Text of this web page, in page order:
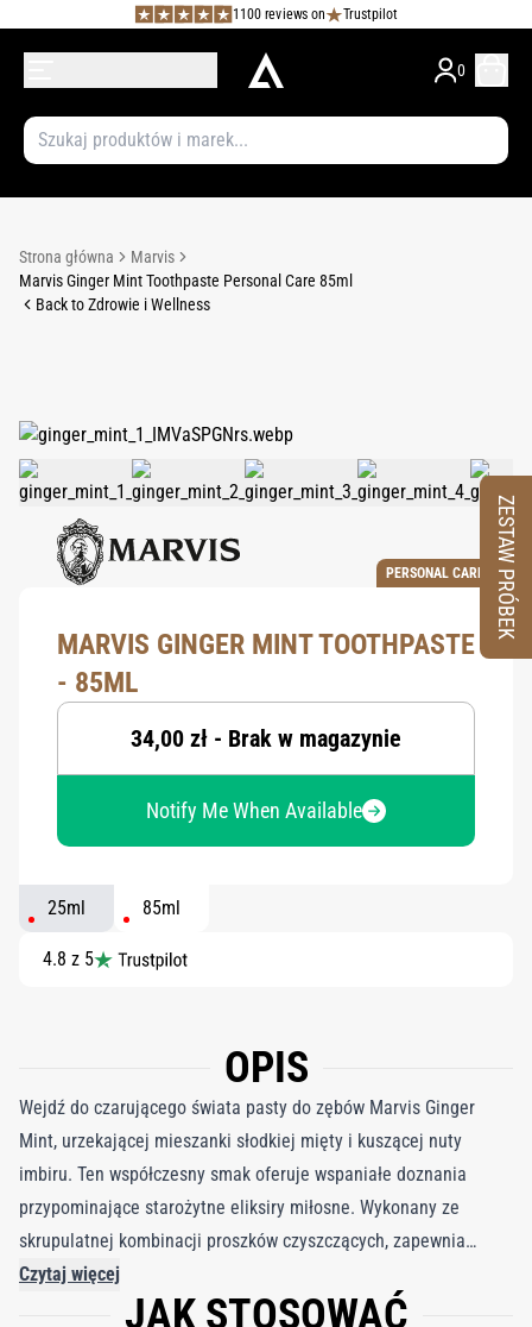
1100 reviews on Trustpilot
0
Strona główna
Marvis
Marvis Ginger Mint Toothpaste Personal Care 85ml
Back to Zdrowie i Wellness
PERSONAL CARE
MARVIS GINGER MINT TOOTHPASTE
- 85ML
34,00 zł - Brak w magazynie
Notify Me When Available
25ml 85ml
4.8 z 5
OPIS
Wejdź do czarującego świata pasty do zębów Marvis Ginger
Mint, urzekającej mieszanki słodkiej mięty i kuszącej nuty
imbiru. Ten współczesny smak oferuje wspaniałe doznania
przypominające starożytne eliksiry miłosne. Wykonany ze
skrupulatnej kombinacji proszków czyszczących, zapewnia
dokładne oczyszczenie bez narażania szkliwa i zębiny.
Wzbogacony fluorem i ksylitolem, stanowi barierę ochronną
Czytaj więcej
JAK STOSOWAĆ
ZESTAW PRÓBEK